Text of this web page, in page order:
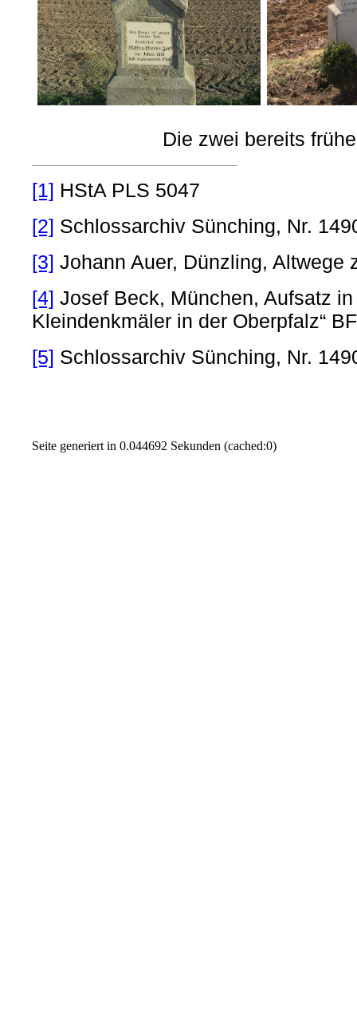
Die zwei bereits
[1] HStA PLS 5047
[2] Schlossarchiv Sünching, Nr.
[3] Johann Auer, Dünzling, Altwege
[4] Josef Beck, München, Aufsatz
Kleindenkmäler in der Oberpfalz“
[5] Schlossarchiv Sünching, Nr.
Seite generiert in 0.044692 Sekunden (cached:0)